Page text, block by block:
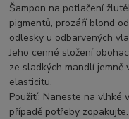
Šampon na potlačení
pigmentů, prozáří blond
odlesky u odbarvených
Jeho cenné složení
ze sladkých mandlí jemně
elasticitu.
Použití: Naneste na vlhké
případě potřeby